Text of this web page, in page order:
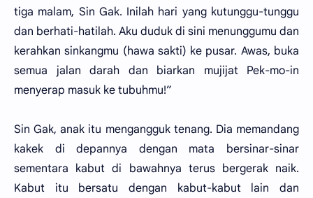
tiga malam, Sin Gak. Inilah hari yang kutunggu-tunggu
dan berhati-hatilah. Aku duduk di sini menunggumu dan
kerahkan sinkangmu (hawa sakti) ke pusar. Awas, buka
semua jalan darah dan biarkan mujijat Pek-mo-in
menyerap masuk ke tubuhmu!”
Sin Gak, anak itu mengangguk tenang. Dia memandang
kakek di depannya dengan mata bersinar-sinar
sementara kabut di bawahnya terus bergerak naik.
Kabut itu bersatu dengan kabut-kabut lain dan